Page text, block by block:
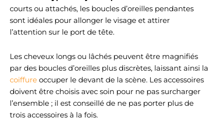
courts ou attachés, les boucles d’oreilles pendantes
sont idéales pour allonger le visage et attirer
l’attention sur le port de tête.
Les cheveux longs ou lâchés peuvent être magnifiés
par des boucles d’oreilles plus discrètes, laissant ainsi la
coiffure occuper le devant de la scène. Les accessoires
doivent être choisis avec soin pour ne pas surcharger
l’ensemble ; il est conseillé de ne pas porter plus de
trois accessoires à la fois.